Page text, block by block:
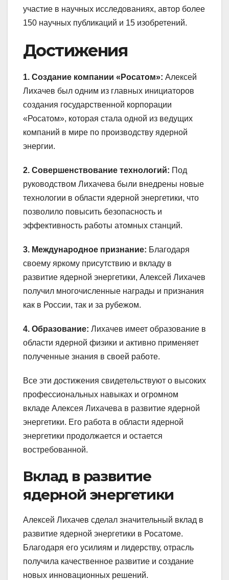
участие в научных исследованиях, автор более
150 научных публикаций и 15 изобретений.
Достижения
1. Создание компании «Росатом»: Алексей
Лихачев был одним из главных инициаторов
создания государственной корпорации
«Росатом», которая стала одной из ведущих
компаний в мире по производству ядерной
энергии.
2. Совершенствование технологий: Под
руководством Лихачева были внедрены новые
технологии в области ядерной энергетики, что
позволило повысить безопасность и
эффективность работы атомных станций.
3. Международное признание: Благодаря
своему яркому присутствию и вкладу в
развитие ядерной энергетики, Алексей Лихачев
получил многочисленные награды и признания
как в России, так и за рубежом.
4. Образование: Лихачев имеет образование в
области ядерной физики и активно применяет
полученные знания в своей работе.
Все эти достижения свидетельствуют о высоких
профессиональных навыках и огромном
вкладе Алексея Лихачева в развитие ядерной
энергетики. Его работа в области ядерной
энергетики продолжается и остается
востребованной.
Вклад в развитие
ядерной энергетики
Алексей Лихачев сделал значительный вклад в
развитие ядерной энергетики в Росатоме.
Благодаря его усилиям и лидерству, отрасль
получила качественное развитие и создание
новых инновационных решений.